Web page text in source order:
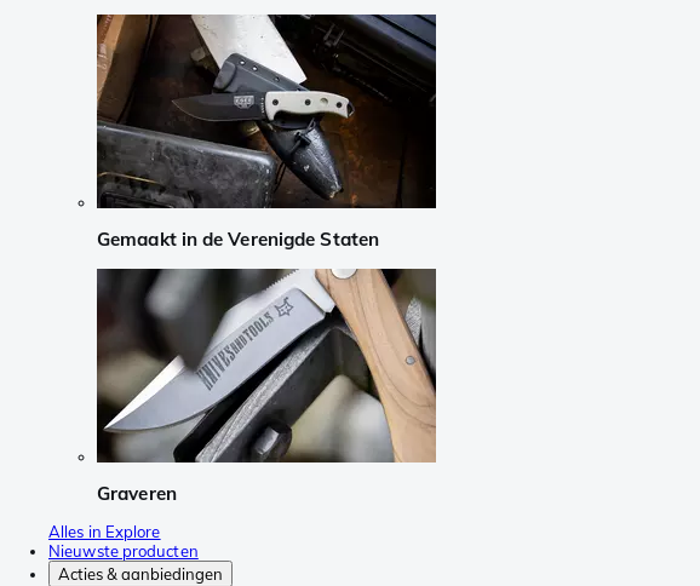
Gemaakt in de Verenigde Staten
Graveren
Alles in Explore
Nieuwste producten
Acties & aanbiedingen